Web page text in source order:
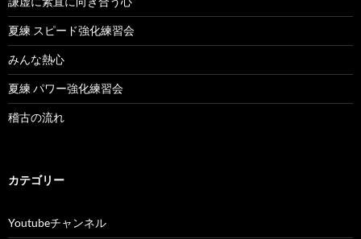
夏練 スピード強化練習会
みんな熱心
夏練 パワー強化練習会
稽古の流れ
カテゴリー
Youtubeチャンネル